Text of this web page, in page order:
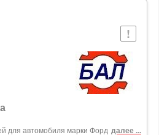
для автомобиля марки Форд далее ...